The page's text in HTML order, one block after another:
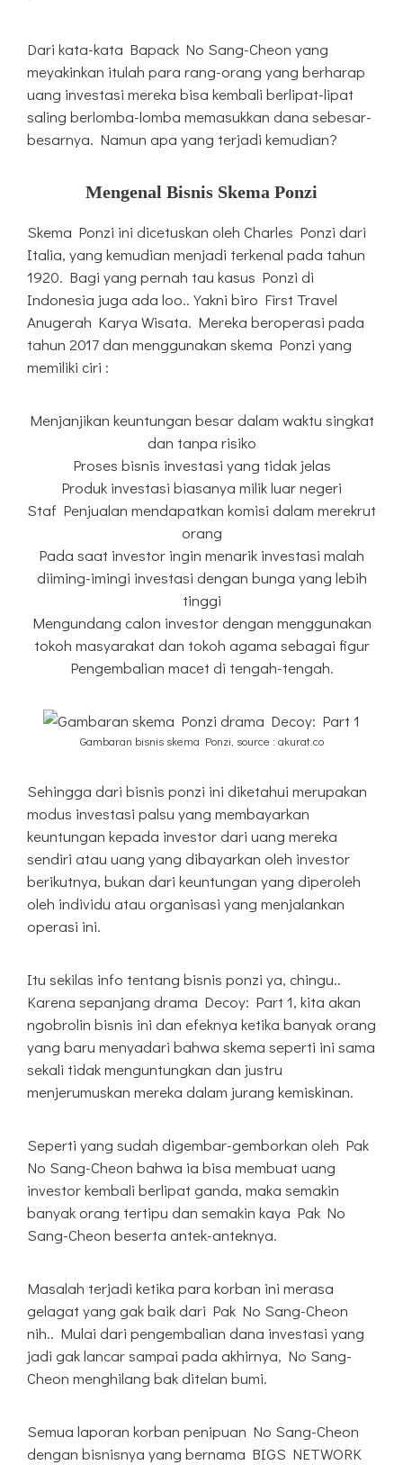
Dari kata-kata Bapack No Sang-Cheon yang
meyakinkan itulah para rang-orang yang berharap
uang investasi mereka bisa kembali berlipat-lipat
saling berlomba-lomba memasukkan dana sebesar-
besarnya. Namun apa yang terjadi kemudian?
Mengenal Bisnis Skema Ponzi
Skema Ponzi ini dicetuskan oleh Charles Ponzi dari
Italia, yang kemudian menjadi terkenal pada tahun
1920. Bagi yang pernah tau kasus Ponzi di
Indonesia juga ada loo.. Yakni biro First Travel
Anugerah Karya Wisata. Mereka beroperasi pada
tahun 2017 dan menggunakan skema Ponzi yang
memiliki ciri :
Menjanjikan keuntungan besar dalam waktu singkat
dan tanpa risiko
Proses bisnis investasi yang tidak jelas
Produk investasi biasanya milik luar negeri
Staf Penjualan mendapatkan komisi dalam merekrut
orang
Pada saat investor ingin menarik investasi malah
diiming-imingi investasi dengan bunga yang lebih
tinggi
Mengundang calon investor dengan menggunakan
tokoh masyarakat dan tokoh agama sebagai figur
Pengembalian macet di tengah-tengah.
Gambaran bisnis skema Ponzi, source : akurat.co
Sehingga dari bisnis ponzi ini diketahui merupakan
modus investasi palsu yang membayarkan
keuntungan kepada investor dari uang mereka
sendiri atau uang yang dibayarkan oleh investor
berikutnya, bukan dari keuntungan yang diperoleh
oleh individu atau organisasi yang menjalankan
operasi ini.
Itu sekilas info tentang bisnis ponzi ya, chingu..
Karena sepanjang drama Decoy: Part 1, kita akan
ngobrolin bisnis ini dan efeknya ketika banyak orang
yang baru menyadari bahwa skema seperti ini sama
sekali tidak menguntungkan dan justru
menjerumuskan mereka dalam jurang kemiskinan.
Seperti yang sudah digembar-gemborkan oleh Pak
No Sang-Cheon bahwa ia bisa membuat uang
investor kembali berlipat ganda, maka semakin
banyak orang tertipu dan semakin kaya Pak No
Sang-Cheon beserta antek-anteknya.
Masalah terjadi ketika para korban ini merasa
gelagat yang gak baik dari Pak No Sang-Cheon
nih.. Mulai dari pengembalian dana investasi yang
jadi gak lancar sampai pada akhirnya, No Sang-
Cheon menghilang bak ditelan bumi.
Semua laporan korban penipuan No Sang-Cheon
dengan bisnisnya yang bernama BIGS NETWORK